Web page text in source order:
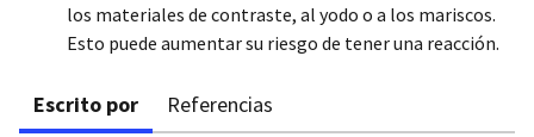
los materiales de contraste, al yodo o a los mariscos.
Esto puede aumentar su riesgo de tener una reacción.
Escrito por Referencias